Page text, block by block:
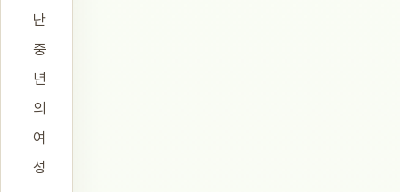
난
중
년
의
여
성